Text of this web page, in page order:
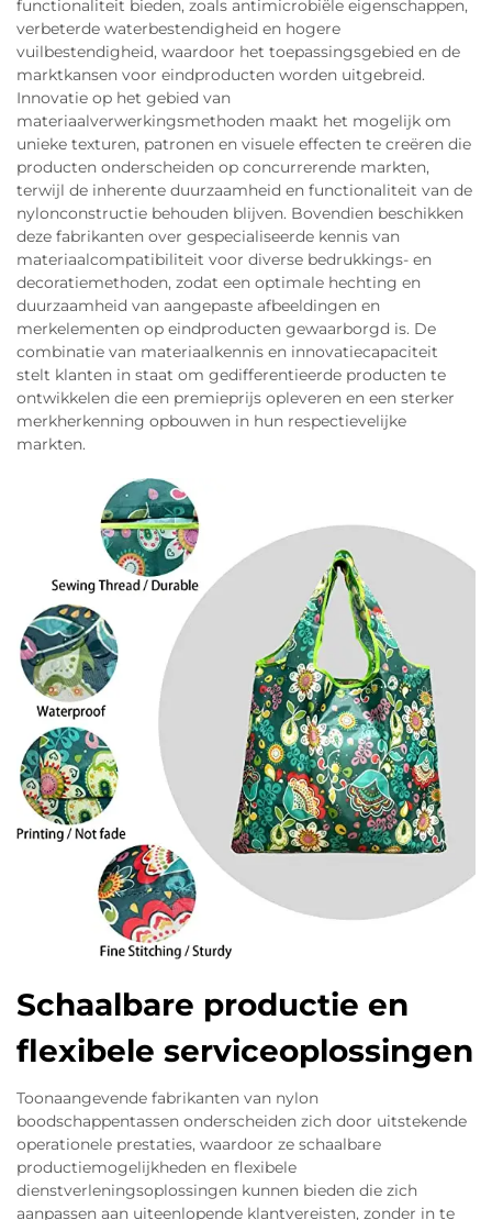
functionaliteit bieden, zoals antimicrobiële eigenschappen,
verbeterde waterbestendigheid en hogere
vuilbestendigheid, waardoor het toepassingsgebied en de
marktkansen voor eindproducten worden uitgebreid.
Innovatie op het gebied van
materiaalverwerkingsmethoden maakt het mogelijk om
unieke texturen, patronen en visuele effecten te creëren die
producten onderscheiden op concurrerende markten,
terwijl de inherente duurzaamheid en functionaliteit van de
nylonconstructie behouden blijven. Bovendien beschikken
deze fabrikanten over gespecialiseerde kennis van
materiaalcompatibiliteit voor diverse bedrukkings- en
decoratiemethoden, zodat een optimale hechting en
duurzaamheid van aangepaste afbeeldingen en
merkelementen op eindproducten gewaarborgd is. De
combinatie van materiaalkennis en innovatiecapaciteit
stelt klanten in staat om gedifferentieerde producten te
ontwikkelen die een premieprijs opleveren en een sterker
merkherkenning opbouwen in hun respectievelijke
markten.
Schaalbare productie en
flexibele serviceoplossingen
Toonaangevende fabrikanten van nylon
boodschappentassen onderscheiden zich door uitstekende
operationele prestaties, waardoor ze schaalbare
productiemogelijkheden en flexibele
dienstverleningsoplossingen kunnen bieden die zich
aanpassen aan uiteenlopende klantvereisten, zonder in te